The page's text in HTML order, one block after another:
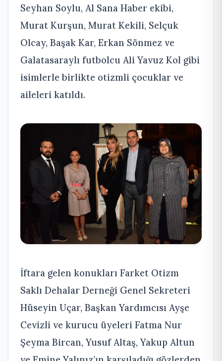
Seyhan Soylu, Al Sana Haber ekibi,
Murat Kurşun, Murat Kekili, Selçuk
Olcay, Başak Kar, Erkan Sönmez ve
Galatasaraylı futbolcu Ali Yavuz Kol gibi
isimlerle birlikte otizmli çocuklar ve
aileleri katıldı.
İftara gelen konukları Farket Otizm
Saklı Dehalar Derneği Genel Sekreteri
Hüseyin Uçar, Başkan Yardımcısı Ayşe
Cevizli ve kurucu üyeleri Fatma Nur
Şeyma Bircan, Yusuf Altaş, Yakup Altun